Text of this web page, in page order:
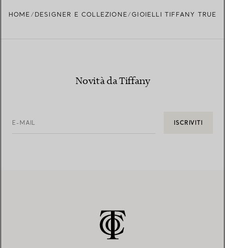
HOME DESIGNER E COLLEZIONE GIOIELLI TIFFANY TRUE
Novità da Tiffany
E-MAIL ISCRIVITI